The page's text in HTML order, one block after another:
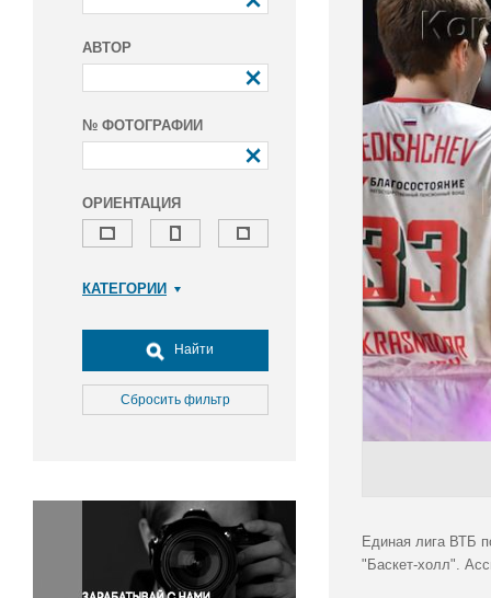
АВТОР
№ ФОТОГРАФИИ
ОРИЕНТАЦИЯ
КАТЕГОРИИ
Досуг, туризм и отдых
Культура
Медицина
Окружающая среда
Политика
Правосудие
Происшествия и конфликты
Найти
Сбросить фильтр
Единая лига ВТБ
"Баскет-холл".